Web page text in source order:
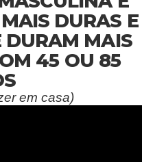
DURAS E
DURAM MAIS
45 OU 85
em casa)